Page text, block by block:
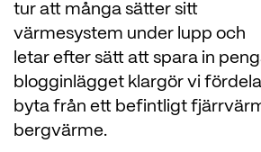
tur att många sätter sitt
värmesystem under lupp och
letar efter sätt att spara in
blogginlägget klargör vi
byta från ett befintligt
bergvärme.